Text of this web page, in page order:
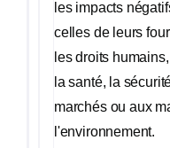
les impacts
celles de leurs
les droits
la santé, la
marchés ou aux
l'environnement.